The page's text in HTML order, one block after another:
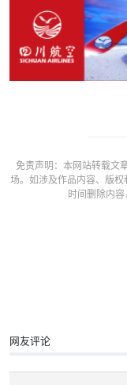
免责声明：本网站转载文
场。如涉及作品内容、版
时间删除内容
网友评论